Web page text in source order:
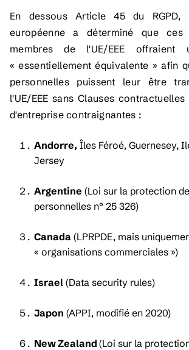
En dessous Article 45 du RGPD,
européenne a déterminé que
membres de l'UE/EEE offraient
« essentiellement équivalente » afin
personnelles puissent leur être
l'UE/EEE sans Clauses
d'entreprise contraignantes :
Andorre, Îles Féroé, Guernesey,
Jersey
Argentine (Loi sur la protection
personnelles n° 25 326)
Canada (LPRPDE, mais
« organisations commerciales »)
Israel (Data security rules)
Japon (APPI, modifié en 2020)
New Zealand (Loi sur la